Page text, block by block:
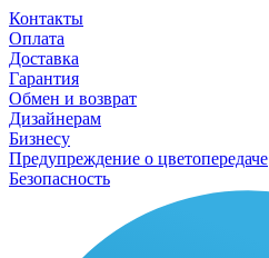
Контакты
Оплата
Доставка
Гарантия
Обмен и возврат
Дизайнерам
Бизнесу
Предупреждение о цветопередаче
Безопасность